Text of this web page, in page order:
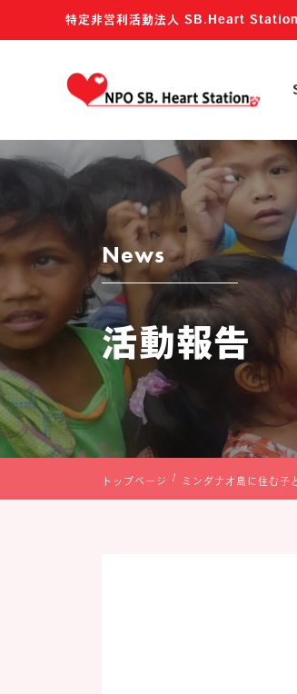
特定非営利活動法人 SB.Heart Station
news
活動報告
トップページ ミンダナオ島に住む子